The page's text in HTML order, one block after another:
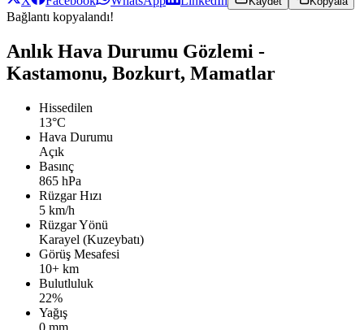
Bağlantı kopyalandı!
Anlık Hava Durumu Gözlemi -
Kastamonu, Bozkurt, Mamatlar
Hissedilen
13°C
Hava Durumu
Açık
Basınç
865 hPa
Rüzgar Hızı
5 km/h
Rüzgar Yönü
Karayel (Kuzeybatı)
Görüş Mesafesi
10+ km
Bulutluluk
22%
Yağış
0 mm